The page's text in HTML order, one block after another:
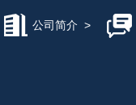
公司简介 >